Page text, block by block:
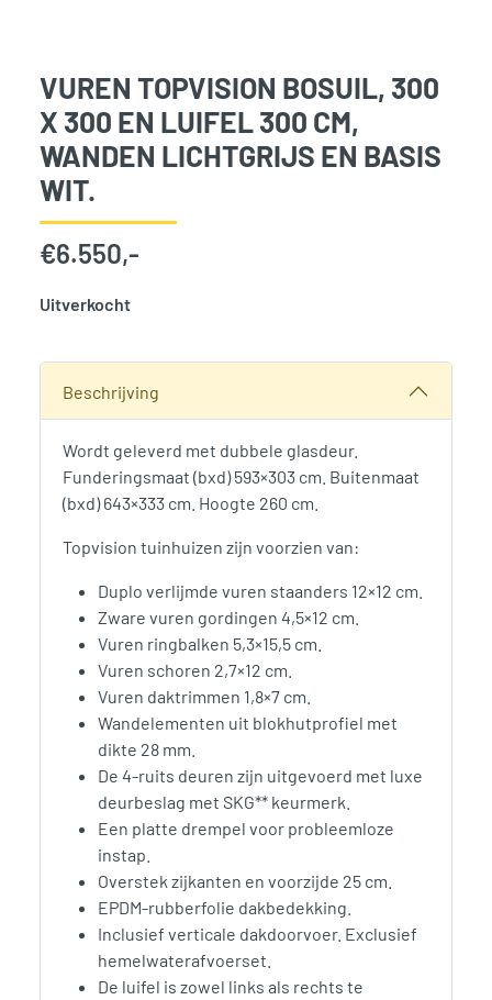
VUREN TOPVISION BOSUIL, 300
X 300 EN LUIFEL 300 CM,
WANDEN LICHTGRIJS EN BASIS
WIT.
€6.550,-
Uitverkocht
Beschrijving
Wordt geleverd met dubbele glasdeur.
Funderingsmaat (bxd) 593×303 cm. Buitenmaat
(bxd) 643×333 cm. Hoogte 260 cm.
Topvision tuinhuizen zijn voorzien van:
Duplo verlijmde vuren staanders 12×12 cm.
Zware vuren gordingen 4,5×12 cm.
Vuren ringbalken 5,3×15,5 cm.
Vuren schoren 2,7×12 cm.
Vuren daktrimmen 1,8×7 cm.
Wandelementen uit blokhutprofiel met
dikte 28 mm.
De 4-ruits deuren zijn uitgevoerd met luxe
deurbeslag met SKG** keurmerk.
Een platte drempel voor probleemloze
instap.
Overstek zijkanten en voorzijde 25 cm.
EPDM-rubberfolie dakbedekking.
Inclusief verticale dakdoorvoer. Exclusief
hemelwaterafvoerset.
De luifel is zowel links als rechts te